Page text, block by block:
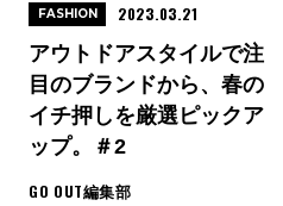
アウトドアスタイルで注
目のブランドから、春の
イチ押しを厳選ピックア
ップ。＃2
GO OUT編集部
FASHION 2023.03.21